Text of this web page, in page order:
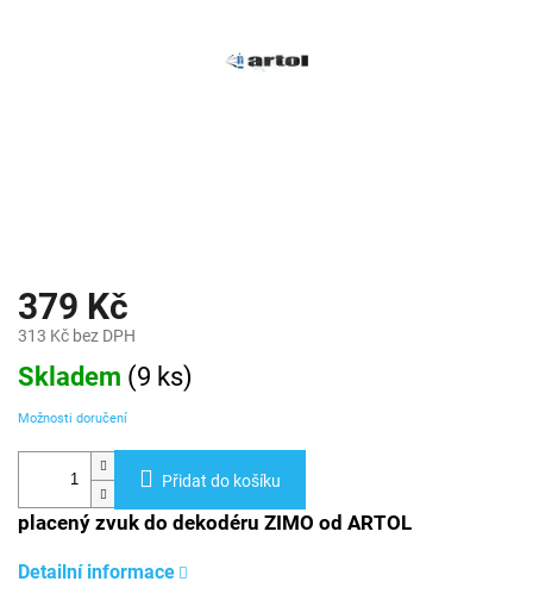
379 Kč
313 Kč bez DPH
Měrná
cena:
Skladem (9 ks)
Možnosti doručení
Přidat do košíku
placený zvuk do dekodéru ZIMO od ARTOL
Detailní informace